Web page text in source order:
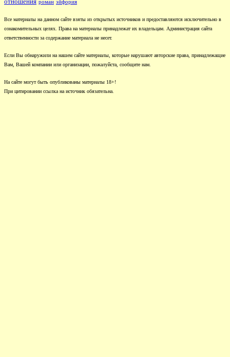
отношения роман эйфория
Все материалы на данном сайте взяты из открытых источников и предоставляются исключительно в
ознакомительных целях. Права на материалы принадлежат их владельцам. Администрация сайта
ответственности за содержание материала не несет.
Если Вы обнаружили на нашем сайте материалы, которые нарушают авторские права, принадлежащие
Вам, Вашей компании или организации, пожалуйста, сообщите нам.
На сайте могут быть опубликованы материалы 18+!
При цитировании ссылка на источник обязательна.